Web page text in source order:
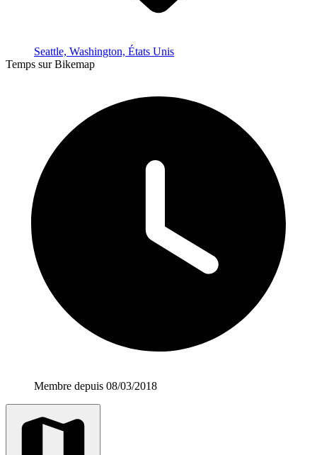
Seattle, Washington, États Unis
Temps sur Bikemap
Membre depuis 08/03/2018